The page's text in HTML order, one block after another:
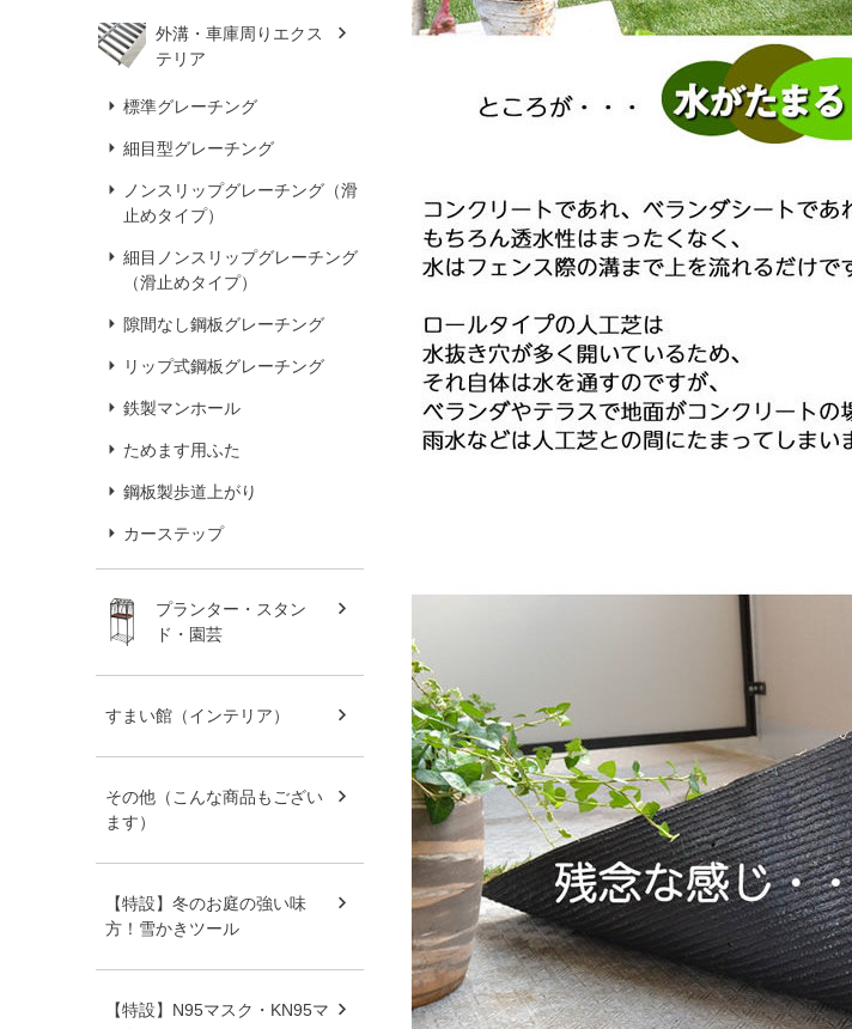
外溝・車庫周りエクス
テリア
標準グレーチング
細目型グレーチング
ノンスリップグレーチング（滑
止めタイプ）
細目ノンスリップグレーチング
（滑止めタイプ）
隙間なし鋼板グレーチング
リップ式鋼板グレーチング
鉄製マンホール
ためます用ふた
鋼板製歩道上がり
カーステップ
プランター・スタン
ド・園芸
すまい館（インテリア）
その他（こんな商品もござい
ます）
【特設】冬のお庭の強い味
方！雪かきツール
【特設】N95マスク・KN95マ